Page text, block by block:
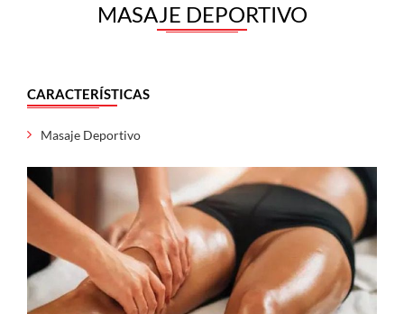
MASAJE DEPORTIVO
CARACTERÍSTICAS
Masaje Deportivo